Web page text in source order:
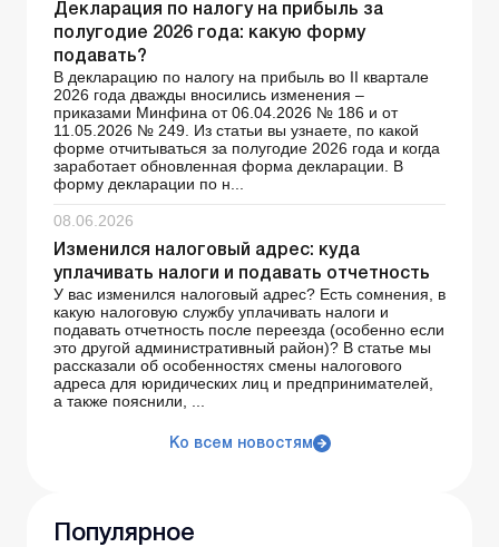
Декларация по налогу на прибыль за
полугодие 2026 года: какую форму
подавать?
В декларацию по налогу на прибыль во ІІ квартале
2026 года дважды вносились изменения –
приказами Минфина от 06.04.2026 № 186 и от
11.05.2026 № 249. Из статьи вы узнаете, по какой
форме отчитываться за полугодие 2026 года и когда
заработает обновленная форма декларации. В
форму декларации по н...
08.06.2026
Изменился налоговый адрес: куда
уплачивать налоги и подавать отчетность
У вас изменился налоговый адрес? Есть сомнения, в
какую налоговую службу уплачивать налоги и
подавать отчетность после переезда (особенно если
это другой административный район)? В статье мы
рассказали об особенностях смены налогового
адреса для юридических лиц и предпринимателей,
а также пояснили, ...
Ко всем новостям
Популярное